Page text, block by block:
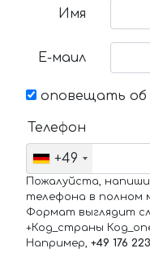
Имя
Е-маил
оповещать об
Телефон
+49
Пожалуйста,
телефона в полном
Формат выглядит
+Код_страны
Например, +49 176